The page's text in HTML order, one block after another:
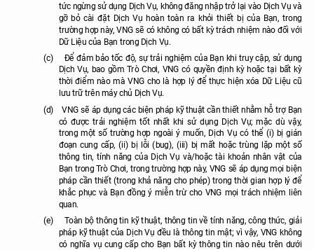
tức ngừng sử dụng Dịch Vụ, không đăng nhập trở lại vào Dịch Vụ và
gỡ bỏ cài đặt Dịch Vụ hoàn toàn ra khỏi thiết bị của Bạn, trong
trường hợp này, VNG sẽ có không có bất kỳ trách nhiệm nào đối với
Dữ Liệu của Bạn trong Dịch Vụ.
(c)
Để đảm bảo tốc độ, sự trải nghiệm của Bạn khi truy cập, sử dụng
Dịch Vụ, bao gồm Trò Chơi, VNG có quyền định kỳ hoặc tại bất kỳ
thời điểm nào mà VNG cho là hợp lý để thực hiện xóa Dữ Liệu cũ
lưu trữ trên máy chủ Dịch Vụ.
(d)
VNG sẽ áp dụng các biện pháp kỹ thuật cần thiết nhằm hỗ trợ Bạn
có được trải nghiệm tốt nhất khi sử dụng Dịch Vụ; mặc dù vậy,
trong một số trường hợp ngoài ý muốn, Dịch Vụ có thể (i) bị gián
đoạn cung cấp, (ii) bị lỗi (bug), (iii) bị mất hoặc trùng lặp một số
thông tin, tính năng của Dịch Vụ và/hoặc tài khoản nhân vật của
Bạn trong Trò Chơi, trong trường hợp này, VNG sẽ áp dụng mọi biện
pháp cần thiết (trong khả năng cho phép) trong thời gian hợp lý để
khắc phục và Bạn đồng ý miễn trừ cho VNG mọi trách nhiệm liên
quan.
(e)
Toàn bộ thông tin kỹ thuật, thông tin về tính năng, công thức, giải
pháp kỹ thuật của Dịch Vụ đều là thông tin mật; vì vậy, VNG không
có nghĩa vụ cung cấp cho Bạn bất kỳ thông tin nào nêu trên dưới